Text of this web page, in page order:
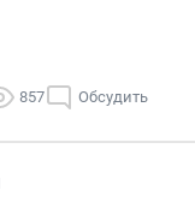
857 Обсудить